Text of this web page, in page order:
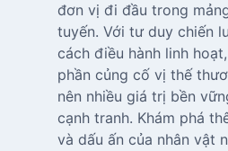
đơn vị đi đầu trong
tuyến. Với tư duy chiến
cách điều hành linh
phần củng cố vị thế
nên nhiều giá trị bền
cạnh tranh. Khám phá
và dấu ấn của nhân vật